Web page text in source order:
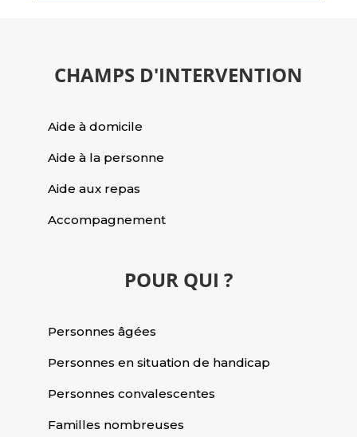
CHAMPS D'INTERVENTION
Aide à domicile
Aide à la personne
Aide aux repas
Accompagnement
POUR QUI ?
Personnes âgées
Personnes en situation de handicap
Personnes convalescentes
Familles nombreuses